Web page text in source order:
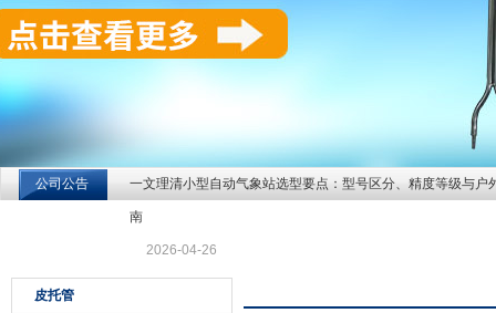
北京北拓仪器设备有限公司
公司公告 一文理清小型自动气象站选型要点：型号区分、精度等级与户
南
2026-04-26
皮托管